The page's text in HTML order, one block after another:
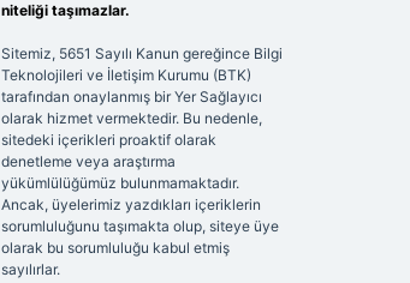
niteliği taşımazlar.
Sitemiz, 5651 Sayılı Kanun gereğince Bilgi
Teknolojileri ve İletişim Kurumu (BTK)
tarafından onaylanmış bir Yer Sağlayıcı
olarak hizmet vermektedir. Bu nedenle,
sitedeki içerikleri proaktif olarak
denetleme veya araştırma
yükümlülüğümüz bulunmamaktadır.
Ancak, üyelerimiz yazdıkları içeriklerin
sorumluluğunu taşımakta olup, siteye üye
olarak bu sorumluluğu kabul etmiş
sayılırlar.